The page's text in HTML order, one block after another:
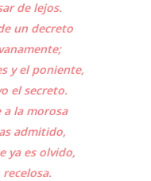
de lejos.
un decreto
y el poniente,
el secreto.
a la morosa
admitido,
ya es olvido,